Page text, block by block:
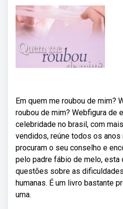
Em quem me roubou de mim?
roubou de mim? Webfigura de
celebridade no brasil, com
vendidos, reúne todos os
procuram o seu conselho e
pelo padre fábio de melo, esta
questões sobre as
humanas. É um livro bastante
uma.